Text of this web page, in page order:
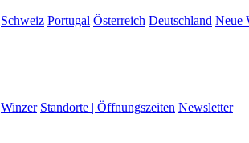
Schweiz Portugal Österreich Deutschland Neue
Winzer Standorte | Öffnungszeiten Newsletter